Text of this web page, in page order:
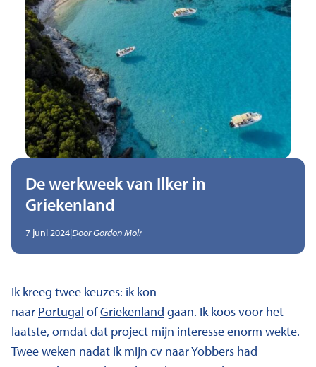
De werkweek van Ilker in
Griekenland
7 juni 2024|
, Geschreven door
DoorGordon Moir
Ik kreeg twee keuzes: ik kon
naar Portugal ofGriekenland gaan. Ik koos voor het
laatste, omdat dat project mijn interesse enorm wekte.
Twee weken nadat ik mijn cv naar Yobbers had